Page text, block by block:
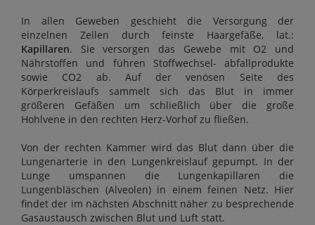
In allen Geweben geschieht die Versorgung der
einzelnen Zellen durch feinste Haargefäße, lat.:
Kapillaren. Sie versorgen das Gewebe mit O2 und
Nährstoffen und führen Stoffwechsel- abfallprodukte
sowie CO2 ab. Auf der venösen Seite des
Körperkreislaufs sammelt sich das Blut in immer
größeren Gefäßen um schließlich über die große
Hohlvene in den rechten Herz-Vorhof zu fließen.
Von der rechten Kammer wird das Blut dann über die
Lungenarterie in den Lungenkreislauf gepumpt. In der
Lunge umspannen die Lungenkapillaren die
Lungenbläschen (Alveolen) in einem feinen Netz. Hier
findet der im nächsten Abschnitt näher zu besprechende
Gasaustausch zwischen Blut und Luft statt.